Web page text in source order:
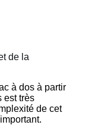
de la
à dos à partir
est très
de cet